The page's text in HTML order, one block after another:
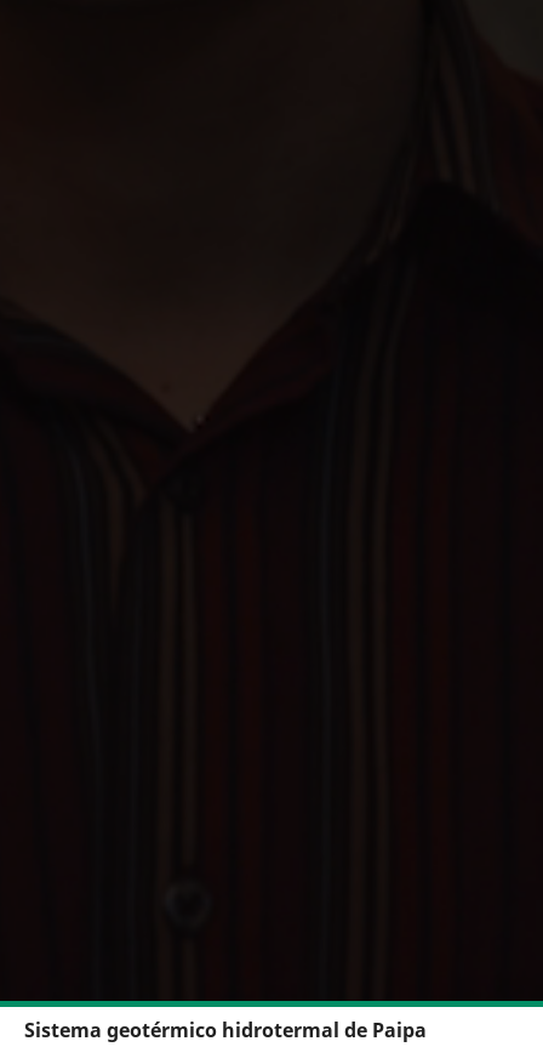
Sistema geotérmico hidrotermal de Paipa